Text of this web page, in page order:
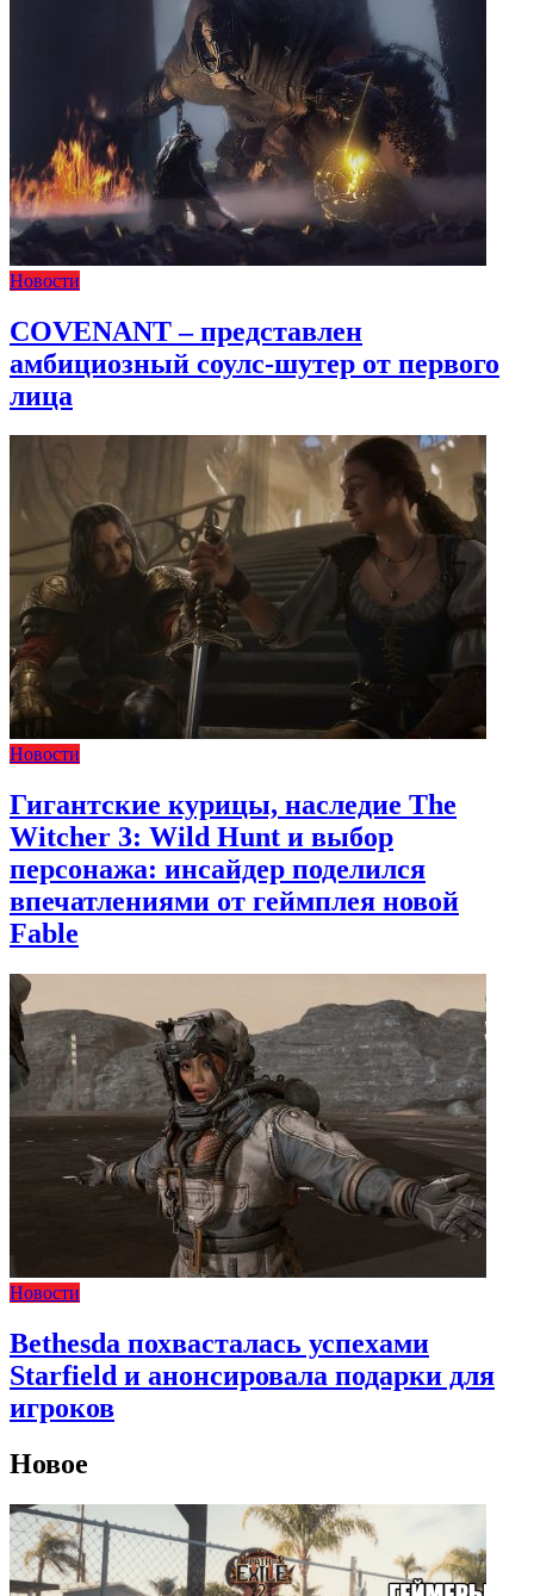
Новости
COVENANT – представлен
амбициозный соулс-шутер от первого
лица
Новости
Гигантские курицы, наследие The
Witcher 3: Wild Hunt и выбор
персонажа: инсайдер поделился
впечатлениями от геймплея новой
Fable
Новости
Bethesda похвасталась успехами
Starfield и анонсировала подарки для
игроков
Новое